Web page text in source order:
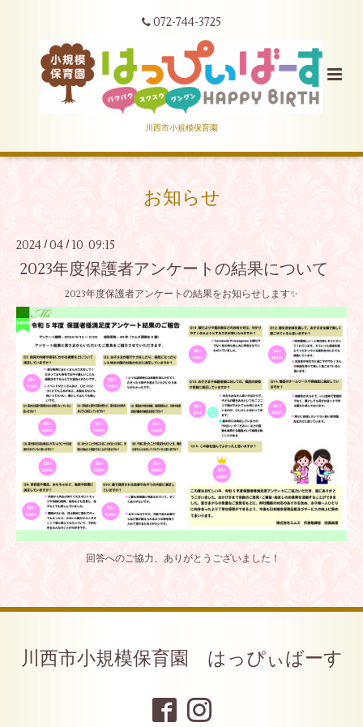
072-744-3725
川西市小規模保育園
お知らせ
2024 / 04 / 10 09:15
2023年度保護者アンケートの結果について
2023年度保護者アンケートの結果をお知らせします✨
回答へのご協力、ありがとうございました！
川西市小規模保育園 はっぴぃばーす